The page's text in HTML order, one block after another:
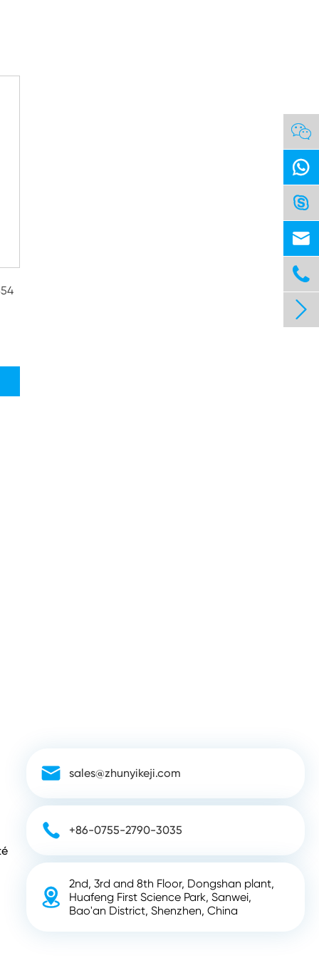
 sales@zhunyikeji.com
 +86-0755-2790-3035

2nd, 3rd and 8th Floor, Dongshan plant,
Huafeng First Science Park, Sanwei,
Bao'an District, Shenzhen, China





